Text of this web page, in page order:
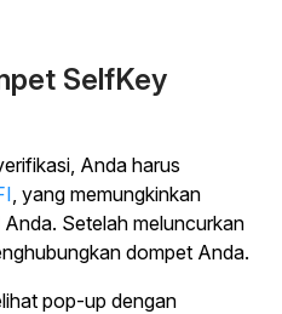
SelfKey
Anda harus
, yang memungkinkan
Setelah meluncurkan
dompet Anda.
pop-up dengan